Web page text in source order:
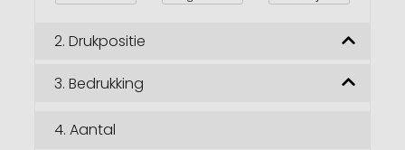
2. Drukpositie
3. Bedrukking
4. Aantal